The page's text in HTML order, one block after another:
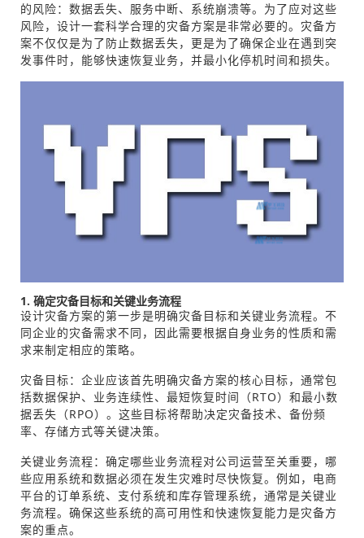
的风险：数据丢失、服务中断、系统崩溃等。为了应对这些
风险，设计一套科学合理的灾备方案是非常必要的。灾备方
案不仅仅是为了防止数据丢失，更是为了确保企业在遇到突
发事件时，能够快速恢复业务，并最小化停机时间和损失。
1. 确定灾备目标和关键业务流程
设计灾备方案的第一步是明确灾备目标和关键业务流程。不
同企业的灾备需求不同，因此需要根据自身业务的性质和需
求来制定相应的策略。
灾备目标：企业应该首先明确灾备方案的核心目标，通常包
括数据保护、业务连续性、最短恢复时间（RTO）和最小数
据丢失（RPO）。这些目标将帮助决定灾备技术、备份频
率、存储方式等关键决策。
关键业务流程：确定哪些业务流程对公司运营至关重要，哪
些应用系统和数据必须在发生灾难时尽快恢复。例如，电商
平台的订单系统、支付系统和库存管理系统，通常是关键业
务流程。确保这些系统的高可用性和快速恢复能力是灾备方
案的重点。